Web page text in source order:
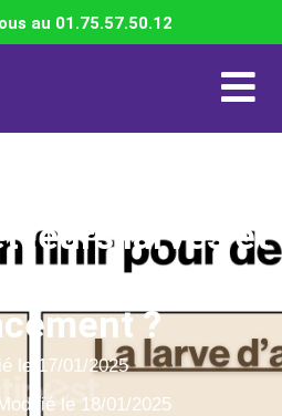
au 01.75.57.50.12
leurs larves et
?
le 17/01/2025
le 18/01/2025